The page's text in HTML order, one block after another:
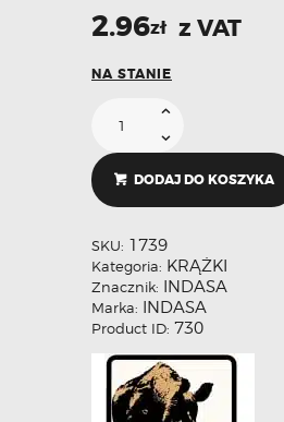
2.96zł z VAT
NA STANIE
DODAJ DO KOSZYKA
SKU: 1739
Kategoria: KRĄŻKI
Znacznik: INDASA
Marka: INDASA
Product ID: 730